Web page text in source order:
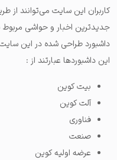
کاربران این سایت می‌توانند از
جدیدترین اخبار و حواشی مربوط
داشبورد طراحی شده در این
این داشبوردها عبارتند از :
بیت کوین
آلت کوین
فناوری
صنعت
عرضه اولیه کوین